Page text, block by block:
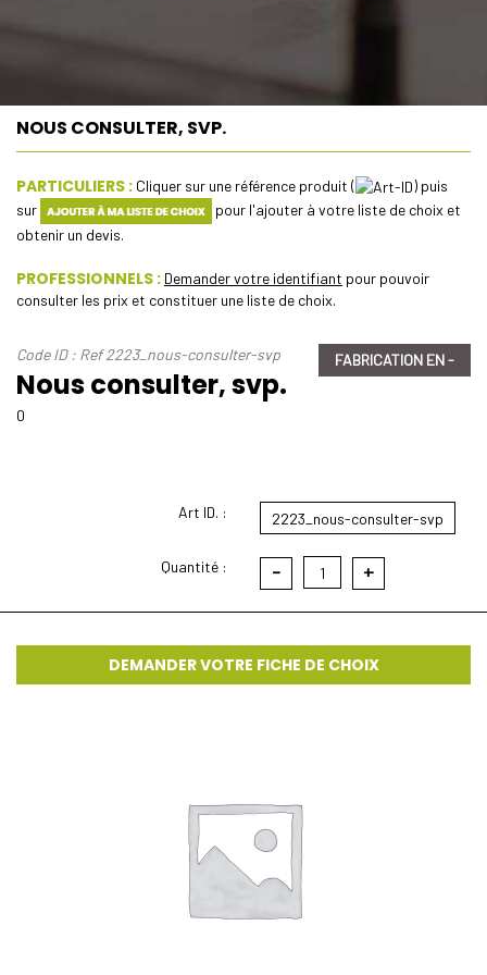
NOUS CONSULTER, SVP.
PARTICULIERS : Cliquer sur une référence produit (
) puis
sur
pour l'ajouter à votre liste de choix et
obtenir un devis.
PROFESSIONNELS : Demander votre identifiant pour pouvoir
consulter les prix et constituer une liste de choix.
Code ID : Ref 2223_nous-consulter-svp
Nous consulter, svp.
FABRICATION EN -
0
Art ID. :
Quantité :
2223_nous-consulter-svp
- 1 +
DEMANDER VOTRE FICHE DE CHOIX